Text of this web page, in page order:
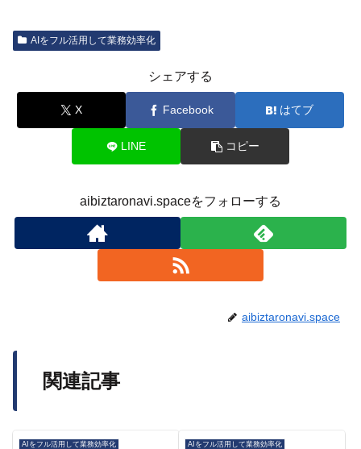
AIをフル活用して業務効率化
シェアする
X Facebook はてブ
LINE コピー
aibiztaronavi.spaceをフォローする
aibiztaronavi.space
関連記事
AIをフル活用して業務効率化 AIをフル活用して業務効率化